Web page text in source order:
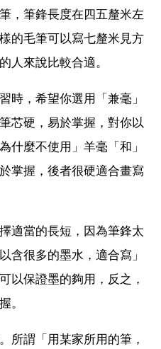
，筆鋒長度在四五釐米左
的毛筆可以寫七釐米見方
人來說比較合適。
時，希望你選用「兼毫」
芯硬，易於掌握，對你以
什麼不使用」羊毫「和」
掌握，後者很硬適合畫寫
適當的長短，因為筆鋒太
含很多的墨水，適合寫」
以保證墨的夠用，反之，
。
所謂「用某家所用的筆，